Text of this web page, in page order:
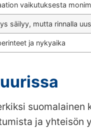
vaikutuksesta
säilyy, mutta rinnalla
ja nykyaika
suomalainen
ja yhteisön